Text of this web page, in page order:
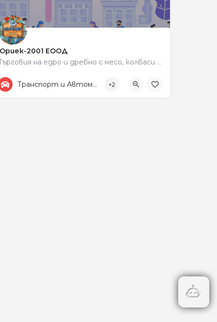
2001 ЕООД
Търговия на едро и дребно с месо, колбаси и млечни продукти
+359 87 833 3335
Транспорт и Автомобили +2